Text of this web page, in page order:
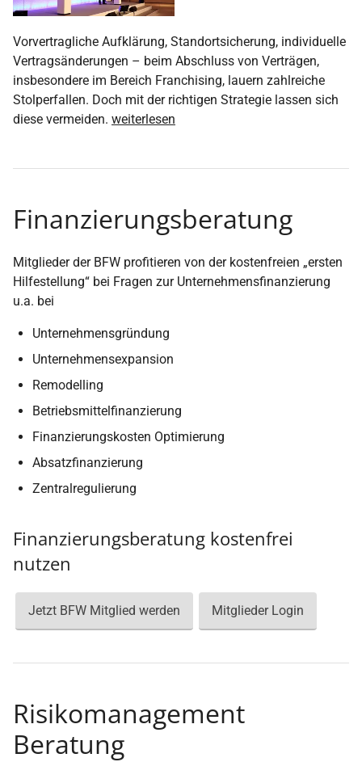
Vorvertragliche Aufklärung, Standortsicherung, individuelle
Vertragsänderungen – beim Abschluss von Verträgen,
insbesondere im Bereich Franchising, lauern zahlreiche
Stolperfallen. Doch mit der richtigen Strategie lassen sich
diese vermeiden. weiterlesen
Finanzierungsberatung
Mitglieder der BFW profitieren von der kostenfreien „ersten
Hilfestellung“ bei Fragen zur Unternehmensfinanzierung
u.a. bei
Unternehmensgründung
Unternehmensexpansion
Remodelling
Betriebsmittelfinanzierung
Finanzierungskosten Optimierung
Absatzfinanzierung
Zentralregulierung
Finanzierungsberatung kostenfrei
nutzen
Jetzt BFW Mitglied werden Mitglieder Login
Risikomanagement
Beratung